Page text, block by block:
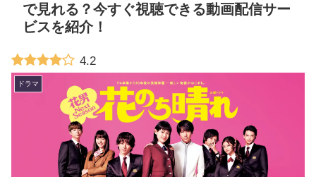
で見れる？今すぐ視聴できる動画配信サー
ビスを紹介！
4.2
ドラマ